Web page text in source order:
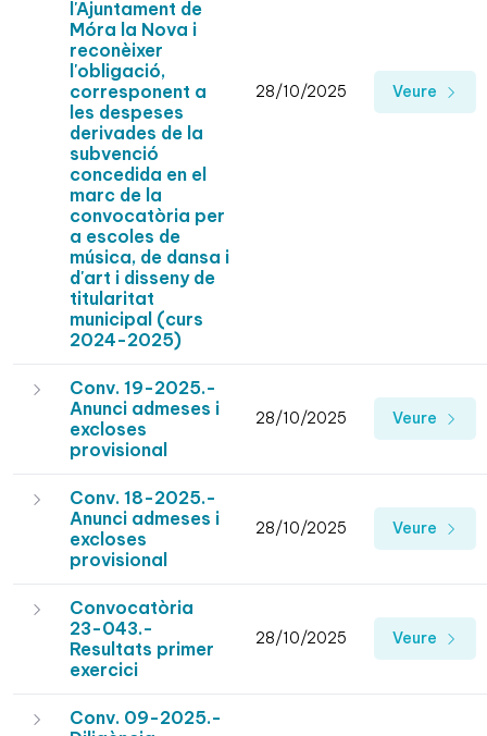
l'Ajuntament de
Móra la Nova i
reconèixer
l'obligació,
corresponent a
les despeses
derivades de la
subvenció
concedida en el
marc de la
convocatòria per
a escoles de
música, de dansa i
d'art i disseny de
titularitat
municipal (curs
2024-2025)
28/10/2025 Veure
Conv. 19-2025.-
Anunci admeses i
excloses
provisional
28/10/2025 Veure
Conv. 18-2025.-
Anunci admeses i
excloses
provisional
28/10/2025 Veure
Convocatòria
23-043.-
Resultats primer
exercici
28/10/2025 Veure
Conv. 09-2025.-